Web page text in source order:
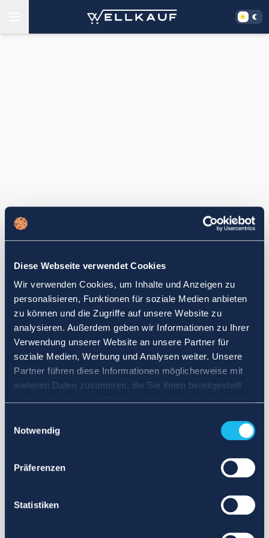
Diese Webseite verwendet Cookies
Wir verwenden Cookies, um Inhalte und Anzeigen zu
personalisieren, Funktionen für soziale Medien anbieten
zu können und die Zugriffe auf unsere Website zu
analysieren. Außerdem geben wir Informationen zu Ihrer
Verwendung unserer Website an unsere Partner für
soziale Medien, Werbung und Analysen weiter. Unsere
Partner führen diese Informationen möglicherweise mit
weiteren Daten zusammen, die Sie ihnen bereitgestellt
Notwendig
Präferenzen
Statistiken